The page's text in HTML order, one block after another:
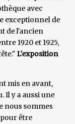
avec
exceptionnel de
de l'ancien
1920 et 1925,
L'exposition
mis en avant,
Il y a aussi une
nous sommes
être